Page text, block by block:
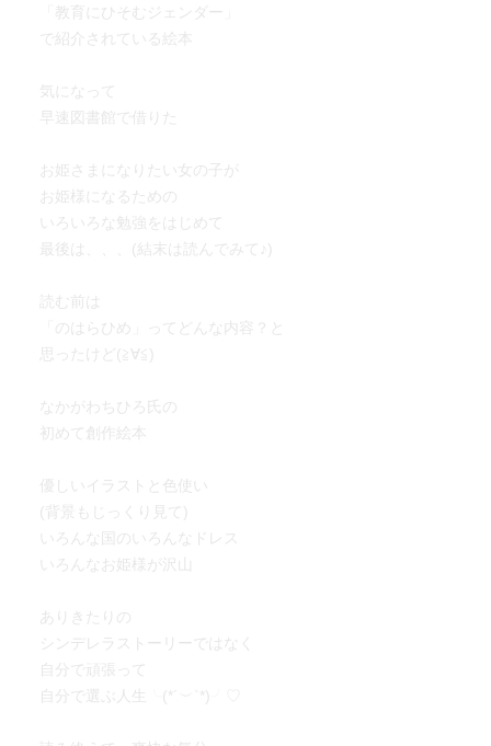
「教育にひそむジェンダー」
で紹介されている絵本
気になって
早速図書館で借りた
お姫さまになりたい女の子が
お姫様になるための
いろいろな勉強をはじめて
最後は、、、(結末は読んでみて♪)
読む前は
「のはらひめ」ってどんな内容？と
思ったけど(≧∀≦)
なかがわちひろ氏の
初めて創作絵本
優しいイラストと色使い
(背景もじっくり見て)
いろんな国のいろんなドレス
いろんなお姫様が沢山
ありきたりの
シンデレラストーリーではなく
自分で頑張って
自分で選ぶ人生╰(*´︶`*)╯♡